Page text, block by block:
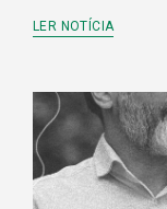
LER NOTÍCIA